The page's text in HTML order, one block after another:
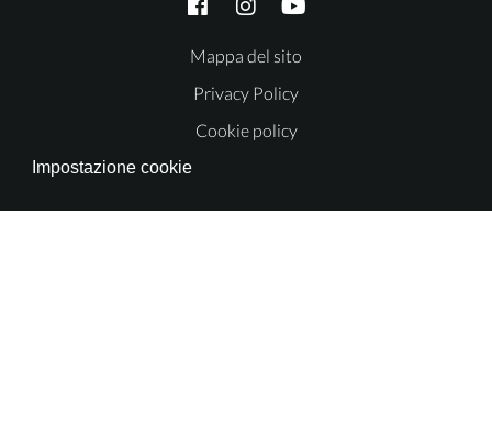
Mappa del sito
Privacy Policy
Cookie policy
Impostazione cookie